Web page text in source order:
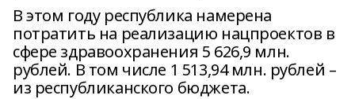
В этом году республика намерена
потратить на реализацию нацпроектов в
сфере здравоохранения 5 626,9 млн.
рублей. В том числе 1 513,94 млн. рублей –
из республиканского бюджета.